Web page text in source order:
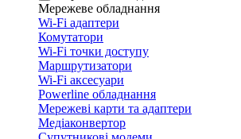
Мережеве обладнання
Wi-Fi адаптери
Комутатори
Wi-Fi точки доступу
Маршрутизатори
Wi-Fi аксесуари
Рowerline обладнання
Мережеві карти та адаптери
Медіаконвертор